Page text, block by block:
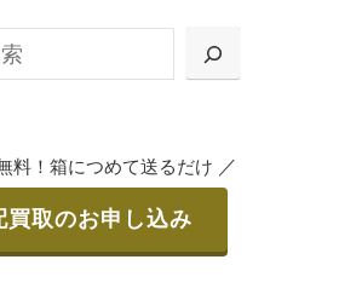
要の「集荷申込」からお選び
料！箱につめて送るだけ ／
買取のお申し込み